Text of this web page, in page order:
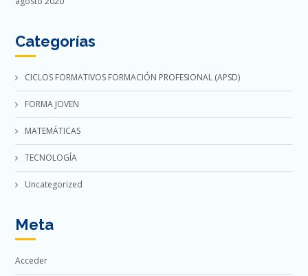
Categorías
CICLOS FORMATIVOS FORMACIÓN PROFESIONAL (APSD)
FORMA JOVEN
MATEMÁTICAS
TECNOLOGÍA
Uncategorized
Meta
Acceder